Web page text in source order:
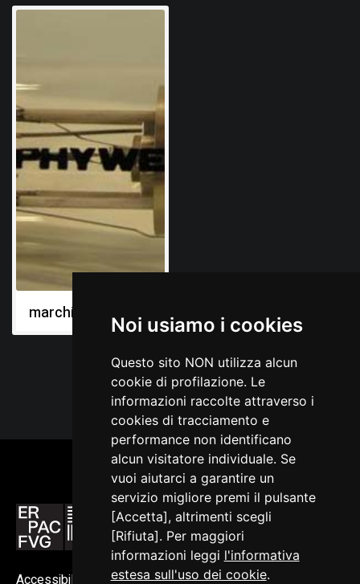
Noi usiamo i cookies
Questo sito NON utilizza alcun
cookie di profilazione. Le
informazioni raccolte attraverso i
cookies di tracciamento e
performance non identificano
alcun visitatore individuale. Se
vuoi aiutarci a garantire un
servizio migliore premi il pulsante
[Accetta], altrimenti scegli
[Rifiuta]. Per maggiori
informazioni leggi l'informativa
estesa sull'uso dei cookie.
marchio